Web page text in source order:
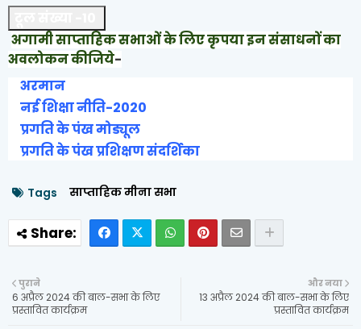
अगामी साप्ताहिक सभाओं के लिए कृपया इन संसाधनों का
अवलोकन कीजिये-
अरमान
नई शिक्षा नीति-2020
प्रगति के पंख मोड्यूल
प्रगति के पंख प्रशिक्षण संदर्शिका
Tags साप्ताहिक मीना सभा
और नया
13 अप्रैल 2024 की बाल-सभा के लिए
प्रस्तावित कार्यक्रम
पुराने
6 अप्रैल 2024 की बाल-सभा के लिए
प्रस्तावित कार्यक्रम